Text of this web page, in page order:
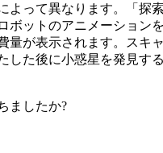
よって異なります。「探
ボットのアニメーション
量が表示されます。スキ
した後に小惑星を発見す
ましたか?